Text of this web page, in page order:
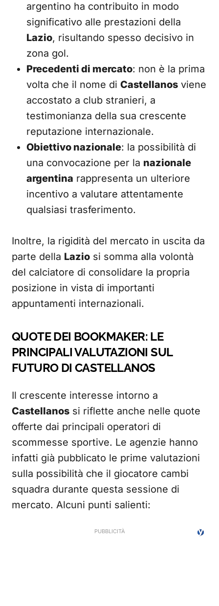
argentino ha contribuito in modo
significativo alle prestazioni della
Lazio, risultando spesso decisivo in
zona gol.
Precedenti di mercato: non è la prima
volta che il nome di Castellanos viene
accostato a club stranieri, a
testimonianza della sua crescente
reputazione internazionale.
Obiettivo nazionale: la possibilità di
una convocazione per la nazionale
argentina rappresenta un ulteriore
incentivo a valutare attentamente
qualsiasi trasferimento.
Inoltre, la rigidità del mercato in uscita da
parte della Lazio si somma alla volontà
del calciatore di consolidare la propria
posizione in vista di importanti
appuntamenti internazionali.
QUOTE DEI BOOKMAKER: LE
PRINCIPALI VALUTAZIONI SUL
FUTURO DI CASTELLANOS
Il crescente interesse intorno a
Castellanos si riflette anche nelle quote
offerte dai principali operatori di
scommesse sportive. Le agenzie hanno
infatti già pubblicato le prime valutazioni
sulla possibilità che il giocatore cambi
squadra durante questa sessione di
mercato. Alcuni punti salienti: